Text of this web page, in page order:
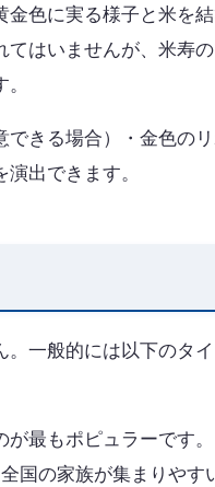
金色に実る様子と米を
はいませんが、米寿
きる場合）・金色の
出できます。
一般的には以下のタ
最もポピュラーです
国の家族が集まりやす